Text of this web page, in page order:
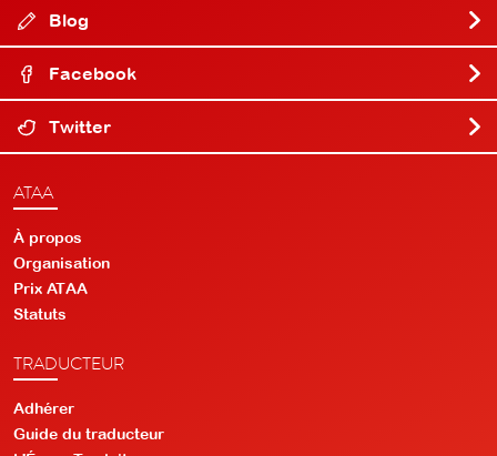
Blog
Facebook
Twitter
ATAA
À propos
Organisation
Prix ATAA
Statuts
TRADUCTEUR
Adhérer
Guide du traducteur